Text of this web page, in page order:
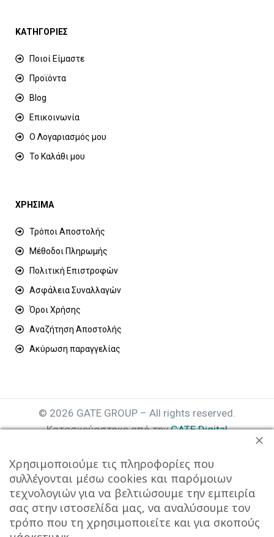
ΚΑΤΗΓΟΡΙΕΣ
Ποιοί Είμαστε
Προϊόντα
Blog
Επικοινωνία
Ο Λογαριασμός μου
Το Καλάθι μου
ΧΡΗΣΙΜΑ
Τρόποι Αποστολής
Μέθοδοι Πληρωμής
Πολιτική Επιστροφών
Ασφάλεια Συναλλαγών
Όροι Χρήσης
Αναζήτηση Αποστολής
Ακύρωση παραγγελίας
© 2026 GATE GROUP – All rights reserved.
Κατασκεύαστηκε από τηνGATE Digital
Αριθμός Γ.Ε.ΜΗ. : 077935642000
Χρησιμοποιούμε τις πληροφορίες που
συλλέγονται μέσω cookies και παρόμοιων
τεχνολογιών για να βελτιώσουμε την εμπειρία
σας στην ιστοσελίδα μας, να αναλύσουμε τον
τρόπο που τη χρησιμοποιείτε και για σκοπούς